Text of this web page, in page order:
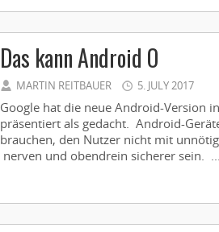
Das kann Android O
MARTIN REITBAUER 5. JULY 2017
Google hat die neue Android-Version
präsentiert als gedacht. Android-
brauchen, den Nutzer nicht mit
nerven und obendrein sicherer sein.